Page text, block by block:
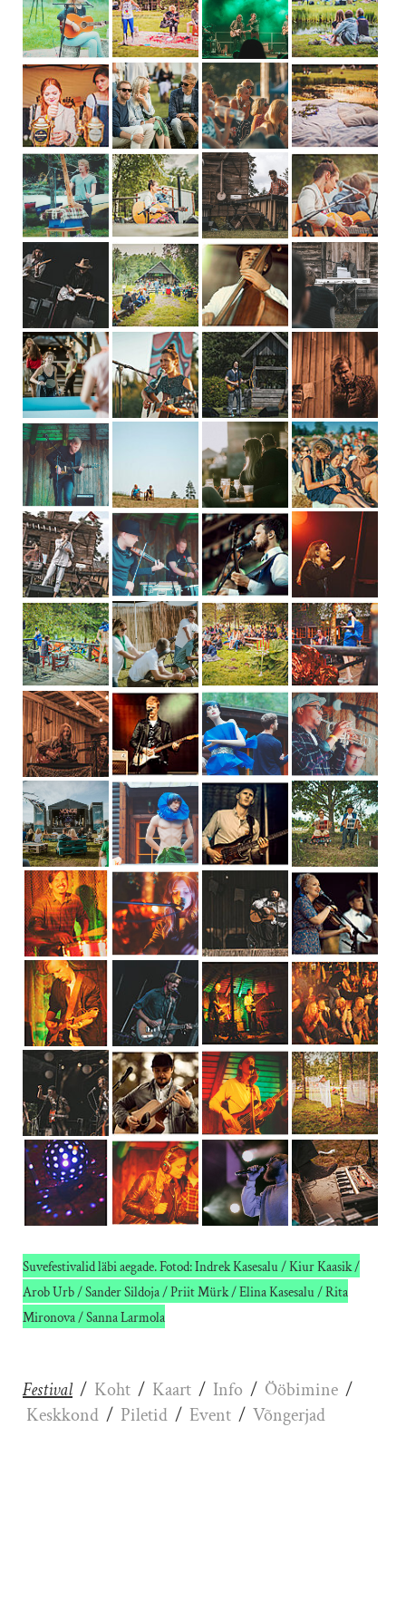
Suvefestivalid läbi aegade. Fotod: Indrek Kasesalu / Kiur Kaasik /
Arob Urb / Sander Sildoja / Priit Mürk / Elina Kasesalu / Rita
Mironova / Sanna Larmola
Festival/ Koht / Kaart / Info / Ööbimine /
Keskkond / Piletid / Event / Võngerjad